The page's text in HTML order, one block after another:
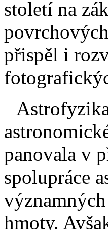
století na
přispěl i
panovala v
spolupráce
hmoty.